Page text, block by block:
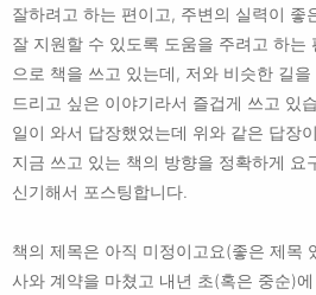
잘하려고 하는 편이고, 주변의 실력이 좋
잘 지원할 수 있도록 도움을 주려고 하는
으로 책을 쓰고 있는데, 저와 비슷한 길
드리고 싶은 이야기라서 즐겁게 쓰고 있
일이 와서 답장했었는데 위와 같은 답장
지금 쓰고 있는 책의 방향을 정확하게 요
신기해서 포스팅합니다.
책의 제목은 아직 미정이고요(좋은 제목
사와 계약을 마쳤고 내년 초(혹은 중순)